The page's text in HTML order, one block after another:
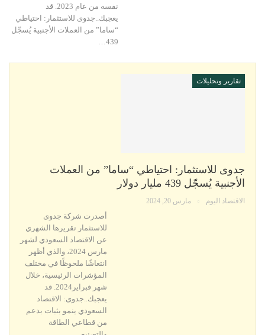
نفسه من عام 2023. قد
يعجبك..جدوى للاستثمار: احتياطي
“ساما” من العملات الأجنبية يُسجّل
439…
تقارير وتحليلات
جدوى للاستثمار: احتياطي “ساما” من العملات
الأجنبية يُسجّل 439 مليار دولار
الاقتصاد اليوم مارس 20, 2024
أصدرت شركة جدوى
للاستثمار تقريرها الشهري
عن الاقتصاد السعودي لشهر
مارس 2024، والذي أظهر
انتعاشًا ملحوظًا في مختلف
المؤشرات الرئيسية، خلال
شهر فبراير2024. قد
يعجبك..جدوى: الاقتصاد
السعودي ينمو بثبات بدعم
من قطاعي الطاقة